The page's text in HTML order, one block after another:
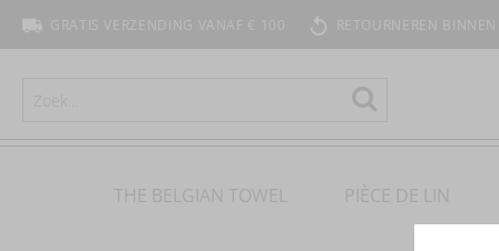
GRATIS VERZENDING VANAF € 100 RETOURNEREN
Zoeken
THE BELGIAN TOWEL PIÈCE DE LIN